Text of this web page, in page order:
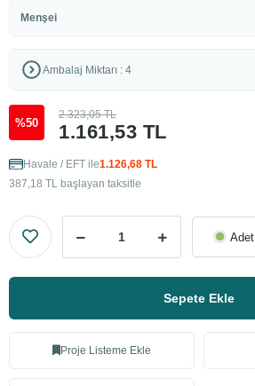
Menşei
Ambalaj Miktarı : 4
%50 1.161,53 TL
2.323,05 TL
Havale / EFT ile1.126,68 TL
387,18 TL başlayan taksitle
Adet
Sepete Ekle
Proje Listeme Ekle